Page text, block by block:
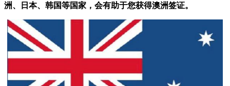
洲、日本、韩国等国家，会有助于您获得澳洲签证。